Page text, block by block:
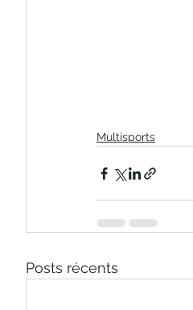
Multisports
Posts récents